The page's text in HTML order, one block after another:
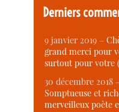
Derniers
9 janvier 2019 –
grand merci pour
surtout pour votre
30 décembre 2018
Somptueuse et
merveilleux poète